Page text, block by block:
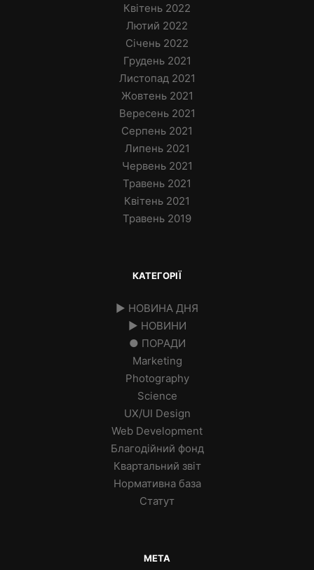
Квітень 2022
Лютий 2022
Січень 2022
Грудень 2021
Листопад 2021
Жовтень 2021
Вересень 2021
Серпень 2021
Липень 2021
Червень 2021
Травень 2021
Квітень 2021
Травень 2019
КАТЕГОРІЇ
► НОВИНА ДНЯ
► НОВИНИ
● ПОРАДИ
Marketing
Photography
Science
UX/UI Design
Web Development
Благодійний фонд
Квартальний звіт
Нормативна база
Статут
МЕТА